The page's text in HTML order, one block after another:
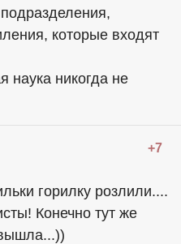
которые входят
наука никогда не
+7
горилку розлили....
Конечно тут же